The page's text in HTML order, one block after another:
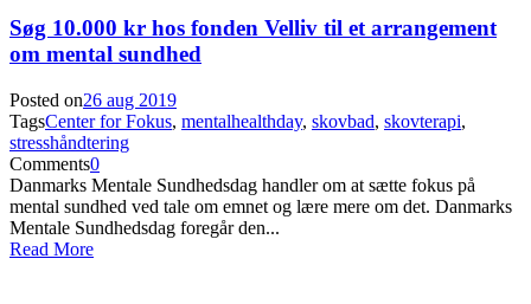
Søg 10.000 kr hos fonden Velliv til et arrangement
om mental sundhed
Posted on26 aug 2019
TagsCenter for Fokus, mentalhealthday, skovbad, skovterapi,
stresshåndtering
Comments0
Danmarks Mentale Sundhedsdag handler om at sætte fokus på
mental sundhed ved tale om emnet og lære mere om det. Danmarks
Mentale Sundhedsdag foregår den...
Read More